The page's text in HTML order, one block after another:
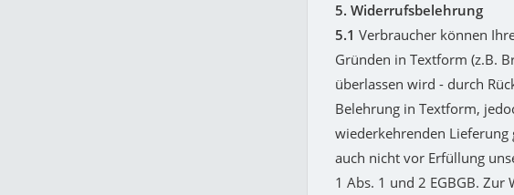
5. Widerrufsbelehrung
5.1 Verbraucher können
Gründen in Textform (z.B.
überlassen wird - durch
Belehrung in Textform,
wiederkehrenden Lieferung
auch nicht vor Erfüllung
1 Abs. 1 und 2 EGBGB.